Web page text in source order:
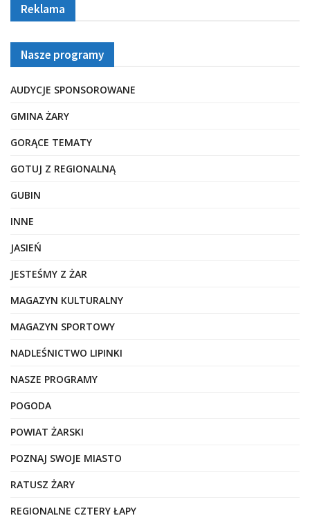
Reklama
Nasze programy
AUDYCJE SPONSOROWANE
GMINA ŻARY
GORĄCE TEMATY
GOTUJ Z REGIONALNĄ
GUBIN
INNE
JASIEŃ
JESTEŚMY Z ŻAR
MAGAZYN KULTURALNY
MAGAZYN SPORTOWY
NADLEŚNICTWO LIPINKI
NASZE PROGRAMY
POGODA
POWIAT ŻARSKI
POZNAJ SWOJE MIASTO
RATUSZ ŻARY
REGIONALNE CZTERY ŁAPY